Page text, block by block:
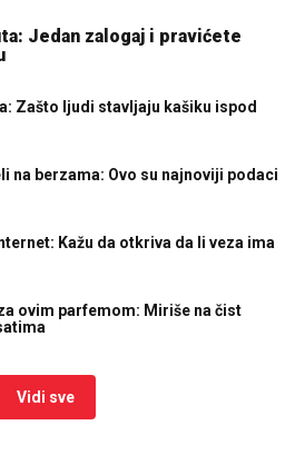
Jedan zalogaj i pravićete
Zašto ljudi stavljaju kašiku ispod
na berzama: Ovo su najnoviji podaci
Kažu da otkriva da li veza ima
ovim parfemom: Miriše na čist
Vidi sve